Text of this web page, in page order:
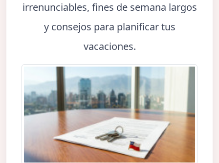
irrenunciables, fines de semana largos
y consejos para planificar tus
vacaciones.